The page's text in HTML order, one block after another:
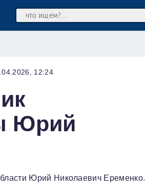
12:24
Юрий
Юрий Николаевич Еременко.